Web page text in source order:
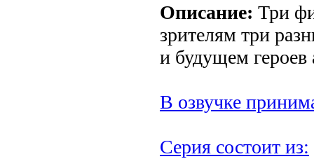
Описание: Три
зрителям три
и будущем героев
В озвучке
Серия состоит из: